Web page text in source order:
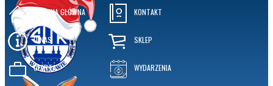
STRONA GŁÓWNA
O NAS
OFERTA
KONTAKT
SKLEP
WYDARZENIA